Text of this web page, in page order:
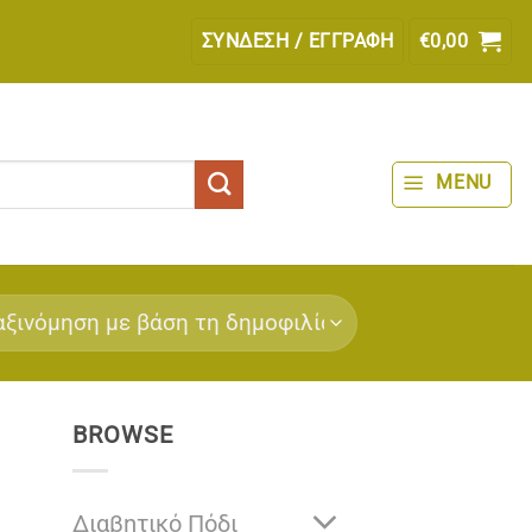
ΣΎΝΔΕΣΗ / ΕΓΓΡΑΦΉ €0,00
MENU
BROWSE
Διαβητικό Πόδι